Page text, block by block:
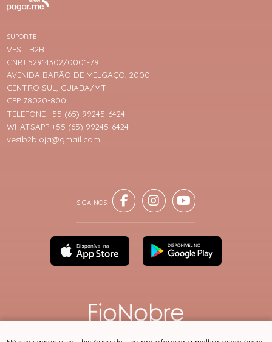
SUPORTE
VEST B2B
CNPJ 52914302/0001-79
AVENIDA BARÃO DE MELGAÇO, 2000
CENTRO SUL, CUIABA/MT
CEP 78020-800
TELEFONE +55 (65) 99245-6424
WHATSAPP +55 (65) 99245-6424
vestb2bloja@gmail.com
® TODOS DIREITOS RESERVADOS